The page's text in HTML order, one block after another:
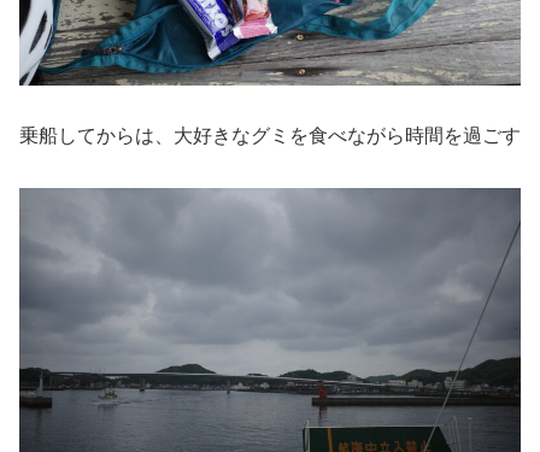
乗船してからは、大好きなグミを食べながら時間を過ごす